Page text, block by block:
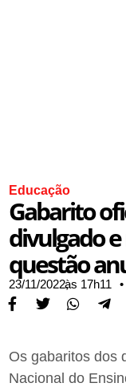
Educação
Gabarito
divulgado
questão
23/11/2022,às 17h11 •
Os gabaritos dos
Nacional do